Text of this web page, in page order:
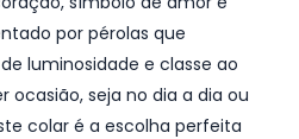
por pérolas que
luminosidade e classe ao
ocasião, seja no dia a dia ou
colar é a escolha perfeita